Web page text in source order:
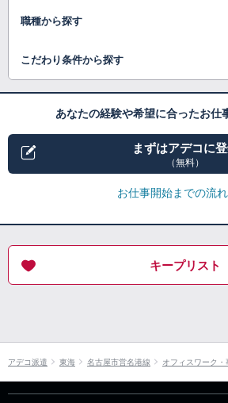
職種から探す
こだわり条件から探す
あなたの経験や希望に合ったお仕
まずはアデコに
（無料）
お仕事開始までの流れ
キープリスト
アデコ派遣 東海 名古屋市営名港線 オフィスワーク・